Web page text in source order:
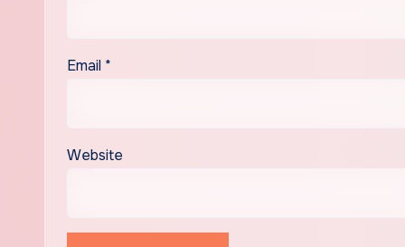
Email *
Website